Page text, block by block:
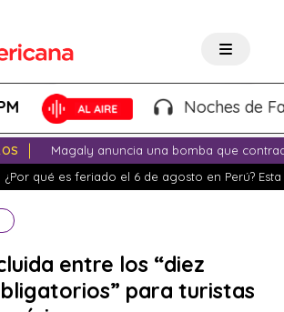
Noches de
Magaly anuncia una bomba que
¿Por qué es feriado el 6 de agosto en Perú?
entre los “diez
para turistas